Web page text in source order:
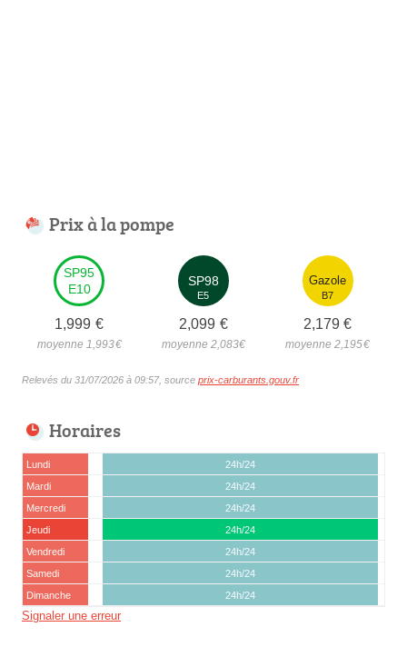
Prix à la pompe
SP95
E10
1,999 €
moyenne 1,993€
SP98
E5
2,099 €
moyenne 2,083€
Gazole
B7
2,179 €
moyenne 2,195€
Relevés du 31/07/2026 à 09:57, source prix-carburants.gouv.fr
Horaires
Lundi
24h/24
Mardi
24h/24
Mercredi
24h/24
Jeudi
24h/24
Vendredi
24h/24
Samedi
24h/24
Dimanche
24h/24
Signaler une erreur